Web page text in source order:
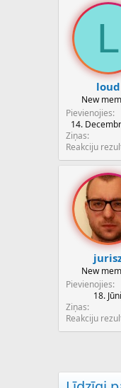
L
loud
New
Pievienojies
14.
Ziņas
Reakciju
New
Pievienojies
18.
Ziņas
Reakciju